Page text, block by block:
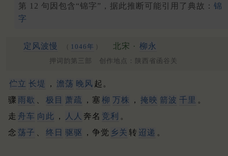
第 12 句因包含“锦字”，据此推断可能引用了典故： 锦
字
定风波慢 （ 1046年 ） 北宋 · 柳永
押词韵第三部 创作地点：陕西省函谷关
伫立 长堤 ， 澹荡 晚风 起。
骤 雨歇 极目 萧疏 ，塞 柳 万株 ， 掩映 箭波 千里 。
走 舟车 向此 ， 人人 奔名 竞利 。
念 荡子 终日 驱驱 ，争觉 乡关 转 迢递 。